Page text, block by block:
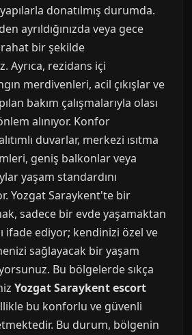
donatılmış durumda.
ayrıldığınızda veya gece
bir şekilde
Ayrıca, rezidans içi
merdivenleri, acil çıkışlar ve
bakım çalışmalarıyla olası
alınıyor. Konfor
duvarlar, merkezi ısıtma
geniş balkonlar veya
yaşam standardını
Yozgat Saraykent'te bir
sadece bir evde yaşamaktan
ifade ediyor; kendinizi özel ve
sağlayacak bir yaşam
Bu bölgelerde sıkça
Yozgat Saraykent escort
bu konforlu ve güvenli
Bu durum, bölgenin